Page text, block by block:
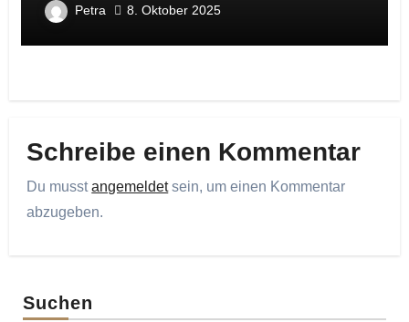
Petra 8. Oktober 2025
Schreibe einen Kommentar
Du musstangemeldetsein, um einen Kommentar
abzugeben.
Suchen